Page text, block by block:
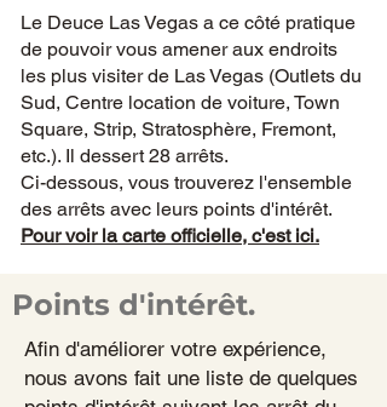
Le Deuce Las Vegas a ce côté pratique
de pouvoir vous amener aux endroits
les plus visiter de Las Vegas (Outlets du
Sud, Centre location de voiture, Town
Square, Strip, Stratosphère, Fremont,
etc.). Il dessert 28 arrêts.
Ci-dessous, vous trouverez l'ensemble
des arrêts avec leurs points d'intérêt.
Pour voir la carte officielle, c'est ici.
Points d'intérêt.
Afin d'améliorer votre expérience,
nous avons fait une liste de quelques